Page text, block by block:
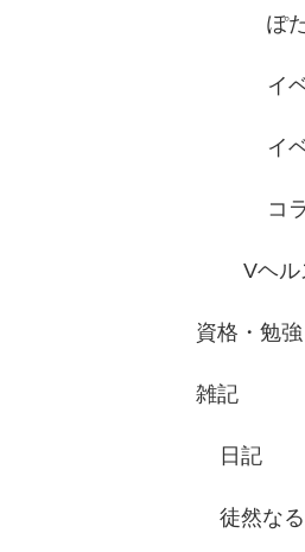
ぽ
イ
イ
コ
Vヘ
資格・勉強
雑記
日記
徒然な